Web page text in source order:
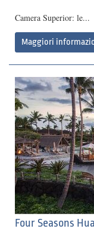
Camera Superior: le...
Maggiori
Four Seasons